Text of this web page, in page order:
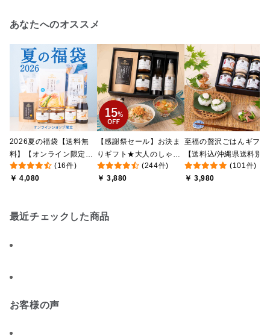
あなたへのオススメ
2026夏の福袋【送料無
料】【オンライン限定】
【ポイントキャンペーン
実施中】【のし・ラッピ
(16件)
￥ 4,080
【感謝祭セール】お決ま
りギフト★大人のしゃけ
しゃけめんたい入り【送
料込/沖縄県送料別途】
(244件)
￥ 3,880
至福の贅沢ごはんギフト
【送料込/沖縄県送料別
途】【化粧箱包装付/オン
ライン限定】
(101件)
￥ 3,980
最近チェックした商品
お客様の声